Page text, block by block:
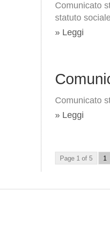
Comunicato
statuto
» Leggi
Comunicato
» Leggi
Page 1 of 5 1